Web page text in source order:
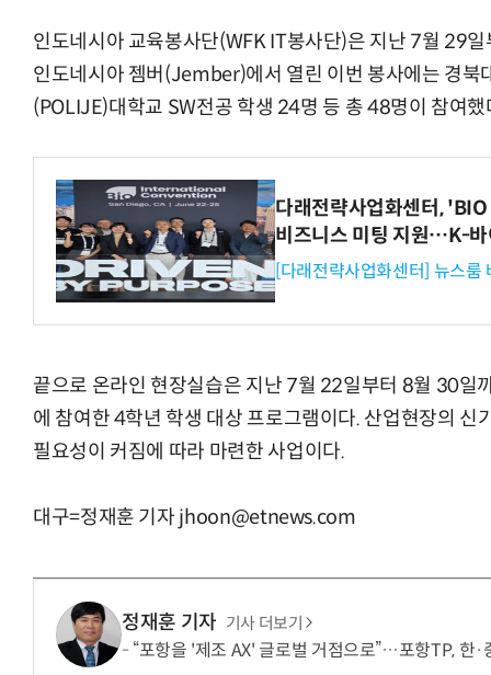
인도네시아 교육봉사단(WFK IT봉사단)은 지난 7월 29
인도네시아 젬버(Jember)에서 열린 이번 봉사에는 경북
(POLIJE)대학교 SW전공 학생 24명 등 총 48명이 참여했
다래전략사업화센터,
비즈니스 미팅 지원…K-바
[다래전략사업화센터] 뉴스룸
끝으로 온라인 현장실습은 지난 7월 22일부터 8월 30일
에 참여한 4학년 학생 대상 프로그램이다. 산업현장의 신
필요성이 커짐에 따라 마련한 사업이다.
대구=정재훈 기자 jhoon@etnews.com
정재훈 기자 기사 더보기
“포항을 '제조 AX' 글로벌 거점으로”…포항TP, 한
거미줄